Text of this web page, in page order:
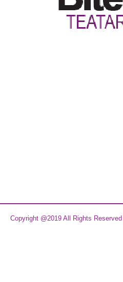
Copyright @2019 All Rights Reserved